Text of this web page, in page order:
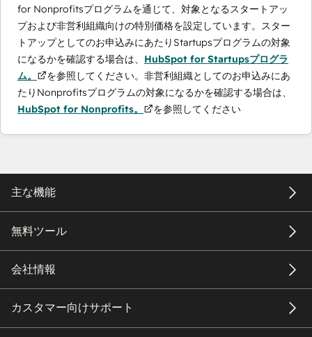
for Nonprofitsプログラムを通じて、対象となるスタートアッ
プおよび非営利組織向けの特別価格を設定しています。スター
トアップとしてのお申込みにあたりStartupsプログラムの対象
になるかを確認する場合は、 HubSpot for Startupsプログラ
ム。
を参照してください。非営利組織としてのお申込みにあ
たりNonprofitsプログラムの対象になるかを確認する場合は、
HubSpot for Nonprofits。
を参照してください
主な機能
無料ツール
会社情報
カスタマー向けサポート